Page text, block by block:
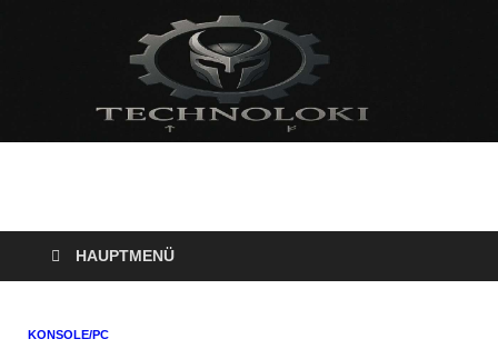
Technoloki: Gaming
und Entertainment
News
Blockbuster, Indie-Perlen und Retro-Klassiker.
HAUPTMENÜ
KONSOLE/PC